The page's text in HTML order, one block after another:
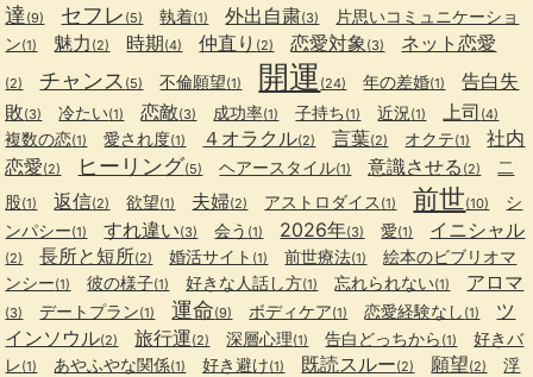
達 (9) セフレ (5) 執着(1) 外出自粛(3)
片思いコミュニケーショ
ン(1) 魅力 (2) 時期(4) 仲直り (2) 恋愛対象 (3) ネット恋愛
(2) チャンス (5) 不倫願望(1) 開運 (24) 年の差婚(1)
告白失
敗(3) 冷たい(1) 恋敵(3) 成功率(1) 子持ち(1) 近況 (1) 上司 (4)
複数の恋(1) 愛され度(1) ４オラクル(2) 言葉(2) オクテ(1)
社内
恋愛(2) ヒーリング(5) ヘアースタイル(1) 意識させる (2)
二
股(1) 返信(2) 欲望(1) 夫婦(2) アストロダイス (1) 前世(10)
シ
ンパシー(1) すれ違い(3) 会う (1) 2026年(3) 愛(1) イニシャル
(2) 長所と短所(2) 婚活サイト (1) 前世療法(1)
絵本のビブリオマ
ンシー(1) 彼の様子(1) 好きな人話し方(1) 忘れられない(1) アロマ
(3) デートプラン(1) 運命(9) ボディケア(1) 恋愛経験なし (1)
ツ
インソウル(2) 旅行運(2) 深層心理(1) 告白どっちから (1)
好きバ
レ(1) あやふやな関係(1) 好き避け(1) 既読スルー(2) 願望(2)
浮